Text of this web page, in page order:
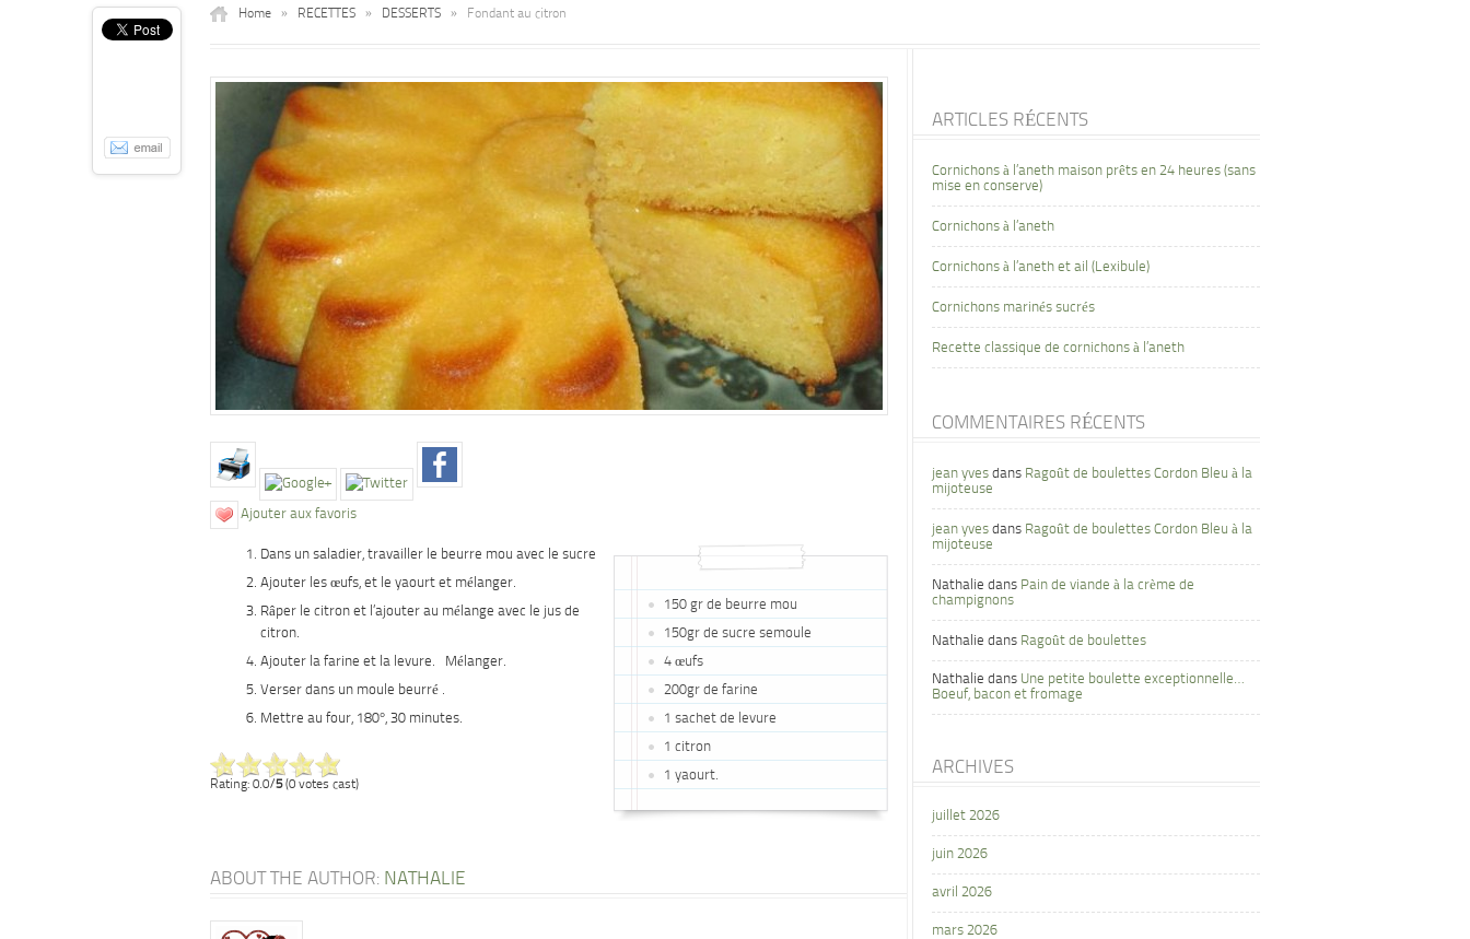
Home » RECETTES » DESSERTS » Fondant au citron
Ajouter aux favoris
150 gr de beurre mou
150gr de sucre semoule
4 œufs
200gr de farine
1 sachet de levure
1 citron
1 yaourt.
Dans un saladier, travailler le beurre mou avec le sucre
Ajouter les œufs, et le yaourt et mélanger.
Râper le citron et l’ajouter au mélange avec le jus de
citron.
Ajouter la farine et la levure. Mélanger.
Verser dans un moule beurré .
Mettre au four, 180°, 30 minutes.
Rating: 0.0/5(0 votes cast)
ABOUT THE AUTHOR: NATHALIE
ARTICLES RÉCENTS
Cornichons à l’aneth maison prêts en 24 heures (sans
mise en conserve)
Cornichons à l’aneth
Cornichons à l’aneth et ail (Lexibule)
Cornichons marinés sucrés
Recette classique de cornichons à l’aneth
COMMENTAIRES RÉCENTS
jean yves dans Ragoût de boulettes Cordon Bleu à la
mijoteuse
jean yves dans Ragoût de boulettes Cordon Bleu à la
mijoteuse
Nathalie dans Pain de viande à la crème de
champignons
Nathalie dans Ragoût de boulettes
Nathalie dans Une petite boulette exceptionnelle…
Boeuf, bacon et fromage
ARCHIVES
juillet 2026
juin 2026
avril 2026
mars 2026